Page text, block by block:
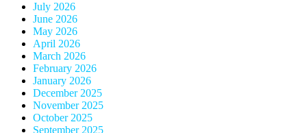
July 2026
June 2026
May 2026
April 2026
March 2026
February 2026
January 2026
December 2025
November 2025
October 2025
September 2025